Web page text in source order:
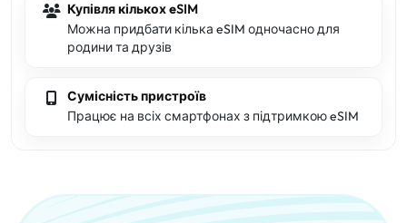
Купівля кількох eSIM
Можна придбати кілька eSIM одночасно для
родини та друзів
Сумісність пристроїв
Працює на всіх смартфонах з підтримкою eSIM